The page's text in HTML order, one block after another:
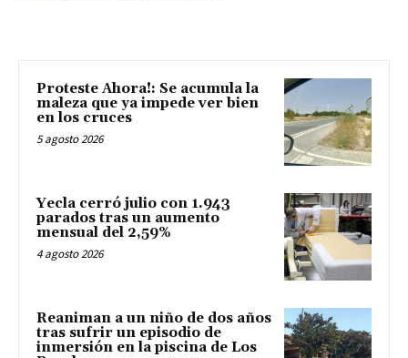
Proteste Ahora!: Se acumula la
maleza que ya impede ver bien
en los cruces
5 agosto 2026
Yecla cerró julio con 1.943
parados tras un aumento
mensual del 2,59%
4 agosto 2026
Reaniman a un niño de dos años
tras sufrir un episodio de
inmersión en la piscina de Los